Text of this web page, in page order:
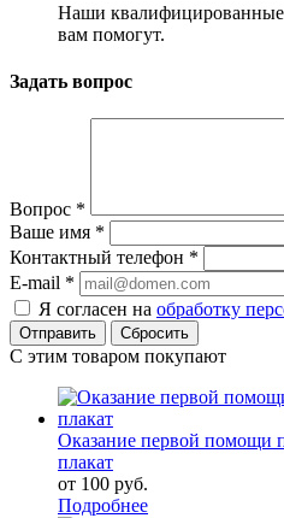
Наши квалифицированные
вам помогут.
Задать вопрос
Вопрос *
Ваше имя *
Контактный телефон *
E-mail *
Я согласен на обработку
Сбросить
С этим товаром покупают
Оказание первой помощи
плакат
от 100 руб.
Подробнее